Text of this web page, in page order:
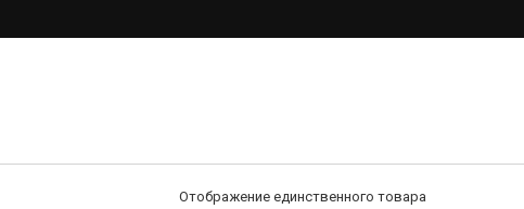
Отображение единственного товара